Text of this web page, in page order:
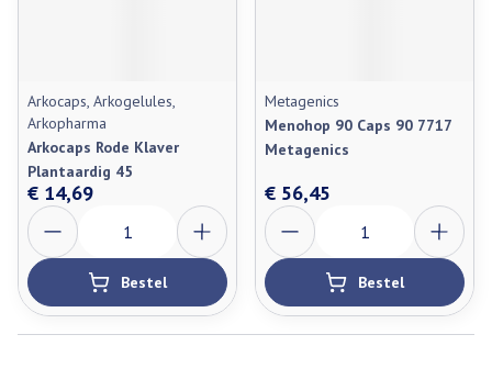
Arkocaps, Arkogelules,
Arkopharma
Arkocaps Rode Klaver
Plantaardig 45
€ 14,69
Aantal
Bestel
Metagenics
Menohop 90 Caps 90 7717
Metagenics
€ 56,45
Aantal
Bestel